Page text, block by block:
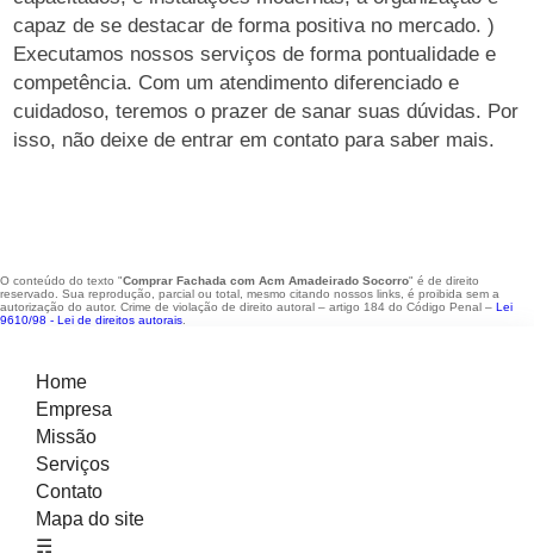
capaz de se destacar de forma positiva no mercado. )
Executamos nossos serviços de forma pontualidade e
competência. Com um atendimento diferenciado e
cuidadoso, teremos o prazer de sanar suas dúvidas. Por
isso, não deixe de entrar em contato para saber mais.
O conteúdo do texto "Comprar Fachada com Acm Amadeirado Socorro" é de direito
reservado. Sua reprodução, parcial ou total, mesmo citando nossos links, é proibida sem a
autorização do autor. Crime de violação de direito autoral – artigo 184 do Código Penal – Lei
9610/98 - Lei de direitos autorais
Home
Empresa
Missão
Serviços
Contato
Mapa do site
☴